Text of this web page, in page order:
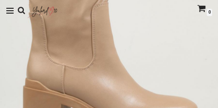
contenido
0